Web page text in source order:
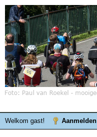
Welkom gast! Aanmelden